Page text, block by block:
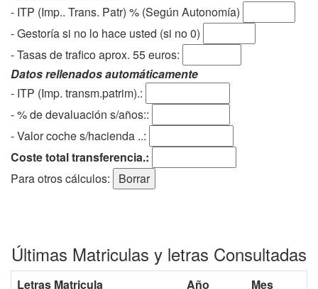
- ITP (Imp.. Trans. Patr) % (Según Autonomía)
- Gestoría si no lo hace usted (si no 0)
-Tasas de trafico aprox. 55 euros:
Datos rellenados automáticamente
- ITP (Imp. transm.patrim).:
- % de devaluación s/años::
- Valor coche s/hacienda ..:
Coste total transferencia.:
Para otros cálculos:
Últimas Matriculas y letras Consultadas
Letras Matricula Año
Mes